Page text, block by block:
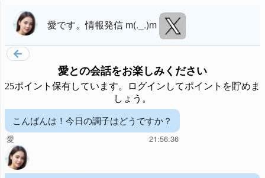
愛です。情報発信 m(._.)m
愛との会話をお楽しみください
25ポイント保有しています。ログインしてポイントを貯めま
しょう。
こんばんは！今日の調子はどうですか？
愛 21:56:36